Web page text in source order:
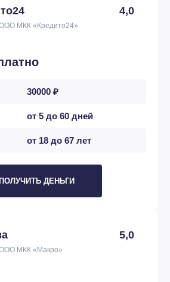
4,0
МКК «Кредито24»
30000 ₽
от 5 до 60 дней
от 18 до 67 лет
ПОЛУЧИТЬ ДЕНЬГИ
5,0
МКК «Макро»